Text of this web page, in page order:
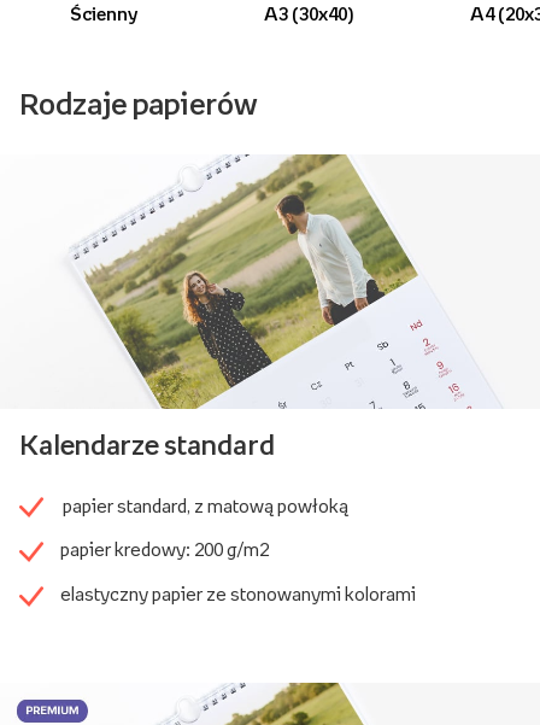
Ścienny A3 (30x40) A4
Rodzaje papierów
Kalendarze standard
papier standard, z matową powłoką
papier kredowy: 200 g/m2
elastyczny papier ze stonowanymi kolorami